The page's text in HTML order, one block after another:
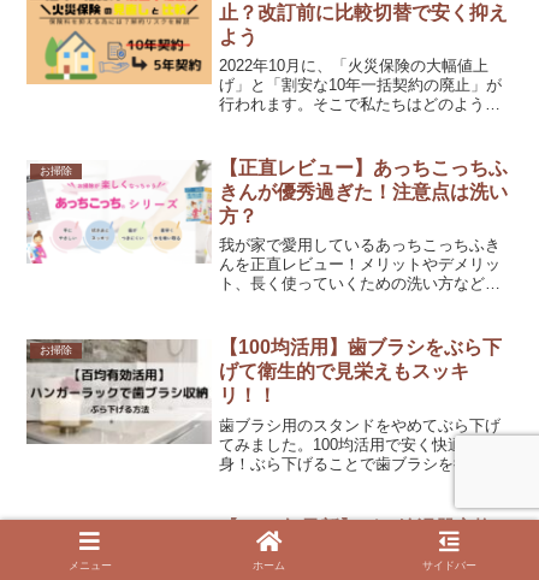
止？改訂前に比較切替で安く抑え
よう
2022年10月に、「火災保険の大幅値上
げ」と「割安な10年一括契約の廃止」が
行われます。そこで私たちはどのような
した際のリスクについても確認していき
ましょう。
お掃除
【正直レビュー】あっちこっちふ
きんが優秀過ぎた！注意点は洗い
方？
我が家で愛用しているあっちこっちふき
んを正直レビュー！メリットやデメリッ
ト、長く使っていくための洗い方なども
ぜひラク家事アイテムとして、検討して
みてください。
お掃除
【100均活用】歯ブラシをぶら下
げて衛生的で見栄えもスッキ
リ！！
歯ブラシ用のスタンドをやめてぶら下げ
てみました。100均活用で安く快適に変
身！ぶら下げることで歯ブラシを衛生的
らず出来るのでぜひ確認してみてくださ
生活のこと
【2026年最新】ガス給湯器交換
業者ランキングベスト9を紹介
メニュー ホーム サイドバー